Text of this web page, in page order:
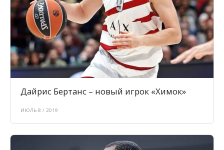
Дайрис Бертанс – новый игрок «Химок»
ИЮЛЬ 8 / 2019